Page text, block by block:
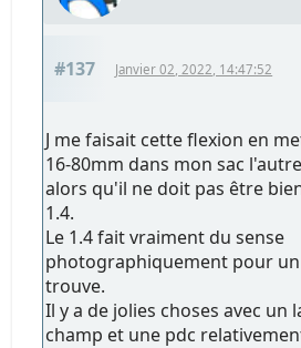
#137 Janvier 02, 2022, 14:47:52
J me faisait cette flexion en
16-80mm dans mon sac
alors qu'il ne doit pas être
1.4.
Le 1.4 fait vraiment du sense
photographiquement pour
trouve.
Il y a de jolies choses avec un
champ et une pdc